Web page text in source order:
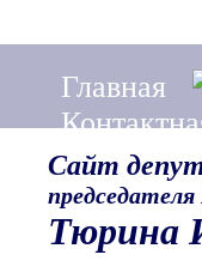
Главная
Сайт
Тюрина